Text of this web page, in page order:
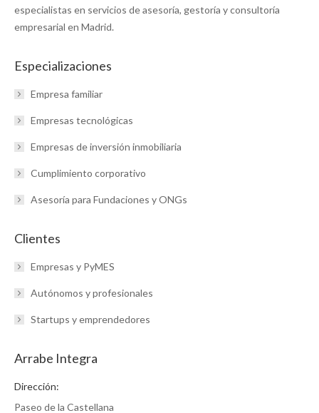
especialistas en servicios de asesoría, gestoría y consultoría
empresarial en Madrid.
Especializaciones
Empresa familiar
Empresas tecnológicas
Empresas de inversión inmobiliaria
Cumplimiento corporativo
Asesoría para Fundaciones y ONGs
Clientes
Empresas y PyMES
Autónomos y profesionales
Startups y emprendedores
Arrabe Integra
Dirección:
Paseo de la Castellana